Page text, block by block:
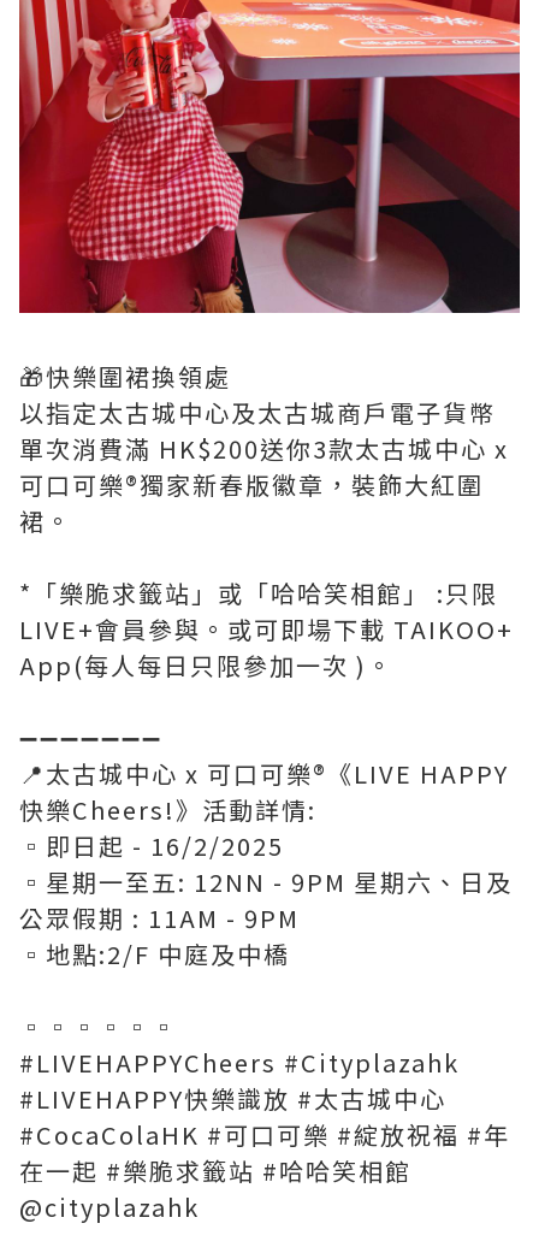
🎁快樂圍裙換領處
以指定太古城中心及太古城商戶電子貨幣
單次消費滿 HK$200送你3款太古城中心 x
可口可樂®獨家新春版徽章，裝飾大紅圍
裙。
*「樂脆求籤站」或「哈哈笑相館」 :只限
LIVE+會員參與。或可即場下載 TAIKOO+
App(每人每日只限參加一次 )。
➖️➖️➖️➖️➖️➖️➖️
📍太古城中心 x 可口可樂®《LIVE HAPPY
快樂Cheers!》活動詳情:
▫️即日起 - 16/2/2025
▫️星期一至五: 12NN - 9PM 星期六、日及
公眾假期 : 11AM - 9PM
▫️地點:2/F 中庭及中橋
▫️▫️▫️▫️▫️▫️
#LIVEHAPPYCheers #Cityplazahk
#LIVEHAPPY快樂識放 #太古城中心
#CocaColaHK #可口可樂 #綻放祝福 #年
在一起 #樂脆求籤站 #哈哈笑相館
@cityplazahk